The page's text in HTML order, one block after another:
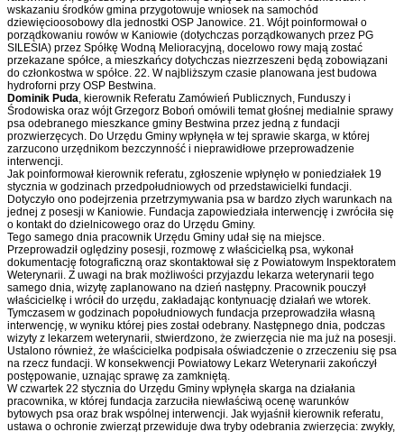
wskazaniu środków gmina przygotowuje wniosek na samochód
dziewięcioosobowy dla jednostki OSP Janowice. 21. Wójt poinformował o
porządkowaniu rowów w Kaniowie (dotychczas porządkowanych przez PG
SILESIA) przez Spółkę Wodną Melioracyjną, docelowo rowy mają zostać
przekazane spółce, a mieszkańcy dotychczas niezrzeszeni będą zobowiązani
do członkostwa w spółce. 22. W najbliższym czasie planowana jest budowa
hydroforni przy OSP Bestwina.
Dominik Puda, kierownik Referatu Zamówień Publicznych, Funduszy i
Środowiska oraz wójt Grzegorz Boboń omówili temat głośnej medialnie sprawy
psa odebranego mieszkance gminy Bestwina przez jedną z fundacji
prozwierzęcych. Do Urzędu Gminy wpłynęła w tej sprawie skarga, w której
zarzucono urzędnikom bezczynność i nieprawidłowe przeprowadzenie
interwencji.
Jak poinformował kierownik referatu, zgłoszenie wpłynęło w poniedziałek 19
stycznia w godzinach przedpołudniowych od przedstawicielki fundacji.
Dotyczyło ono podejrzenia przetrzymywania psa w bardzo złych warunkach na
jednej z posesji w Kaniowie. Fundacja zapowiedziała interwencję i zwróciła się
o kontakt do dzielnicowego oraz do Urzędu Gminy.
Tego samego dnia pracownik Urzędu Gminy udał się na miejsce.
Przeprowadził oględziny posesji, rozmowę z właścicielką psa, wykonał
dokumentację fotograficzną oraz skontaktował się z Powiatowym Inspektoratem
Weterynarii. Z uwagi na brak możliwości przyjazdu lekarza weterynarii tego
samego dnia, wizytę zaplanowano na dzień następny. Pracownik pouczył
właścicielkę i wrócił do urzędu, zakładając kontynuację działań we wtorek.
Tymczasem w godzinach popołudniowych fundacja przeprowadziła własną
interwencję, w wyniku której pies został odebrany. Następnego dnia, podczas
wizyty z lekarzem weterynarii, stwierdzono, że zwierzęcia nie ma już na posesji.
Ustalono również, że właścicielka podpisała oświadczenie o zrzeczeniu się psa
na rzecz fundacji. W konsekwencji Powiatowy Lekarz Weterynarii zakończył
postępowanie, uznając sprawę za zamkniętą.
W czwartek 22 stycznia do Urzędu Gminy wpłynęła skarga na działania
pracownika, w której fundacja zarzuciła niewłaściwą ocenę warunków
bytowych psa oraz brak wspólnej interwencji. Jak wyjaśnił kierownik referatu,
ustawa o ochronie zwierząt przewiduje dwa tryby odebrania zwierzęcia: zwykły,